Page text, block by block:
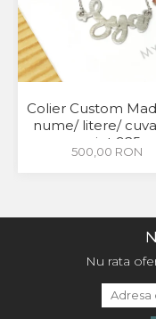
Colier Custom
nume/ litere/
argint 925
500,00 RON
Nu rata